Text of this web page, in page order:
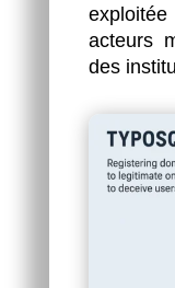
acteurs
des